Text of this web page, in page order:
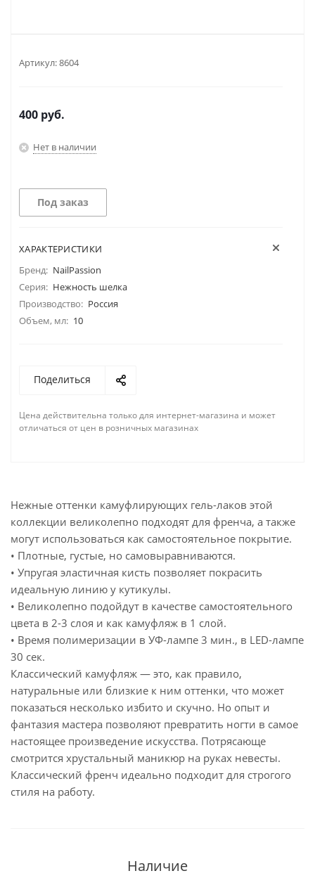
Артикул:8604
400 руб.
Нет в наличии
Под заказ
ХАРАКТЕРИСТИКИ
Бренд: NailPassion
Серия: Нежность шелка
Производство: Россия
Объем, мл: 10
Поделиться
Цена действительна только для интернет-магазина и может
отличаться от цен в розничных магазинах
Нежные оттенки камуфлирующих гель-лаков этой
коллекции великолепно подходят для френча, а также
могут использоваться как самостоятельное покрытие.
• Плотные, густые, но самовыравниваются.
• Упругая эластичная кисть позволяет покрасить
идеальную линию у кутикулы.
• Великолепно подойдут в качестве самостоятельного
цвета в 2-3 слоя и как камуфляж в 1 слой.
• Время полимеризации в УФ-лампе 3 мин., в LED-лампе
30 сек.
Классический камуфляж — это, как правило,
натуральные или близкие к ним оттенки, что может
показаться несколько избито и скучно. Но опыт и
фантазия мастера позволяют превратить ногти в самое
настоящее произведение искусства. Потрясающе
смотрится хрустальный маникюр на руках невесты.
Классический френч идеально подходит для строгого
стиля на работу.
Наличие